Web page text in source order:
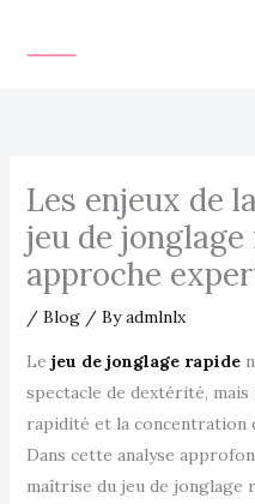
Les enjeux de
jeu de jonglage
approche
/ Blog/ Byadmlnlx
Le jeu de jonglage rapide
spectacle de dextérité, mais
rapidité et la concentration
Dans cette analyse
maîtrise du jeu de jonglage